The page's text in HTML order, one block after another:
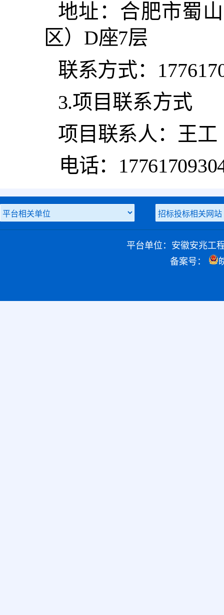
地址： 合肥市蜀
区） D座7层
联系方式：
3.项目联系方式
项目联系人： 王工
电话：
平台单位：安徽安兆工
备案号：